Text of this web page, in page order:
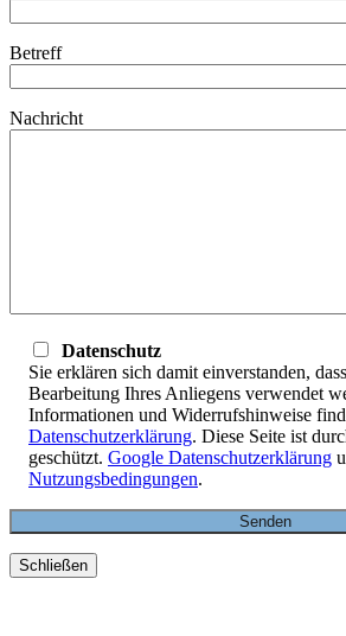
Betreff
Nachricht
Datenschutz
Sie erklären sich damit einverstanden,
Bearbeitung Ihres Anliegens verwendet
Informationen und Widerrufshinweise
Datenschutzerklärung. Diese Seite ist
geschützt. Google Datenschutzerklärung
Nutzungsbedingungen.
Schließen